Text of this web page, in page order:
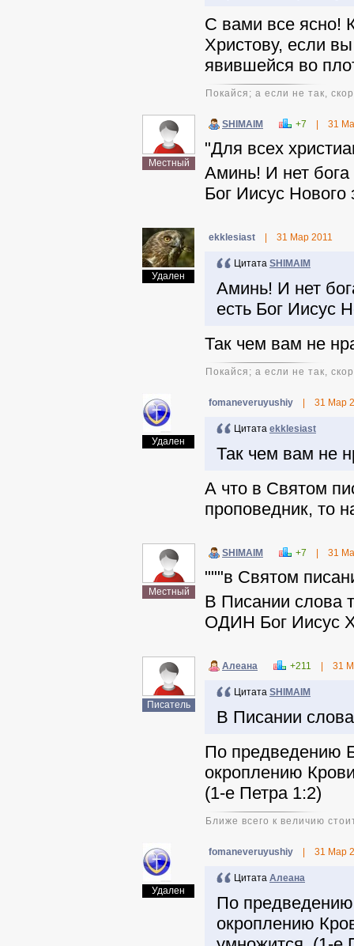
С вами все ясно!
Христову, если
явившейся во
Покайся; а если не так,
Местный
SHIMAIM +7 31
"Для всех
Аминь! И нет
Бог Иисус Нового
Удален
ekklesiast 31 Мар 2011
Цитата SHIMAIM
Аминь! И нет
есть Бог Иисус
Так чем вам не
Покайся; а если не так,
Удален
fomaneveruyushiy 31 Мар
Цитата ekklesiast
Так чем вам не
А что в Святом
проповедник, то
Местный
SHIMAIM +7 31
"""в Святом
В Писании слова
ОДИН Бог Иисус
Писатель
Aлeaнa +211 31
Цитата SHIMAIM
В Писании
По предведению
окроплению
(1-е Петра 1:2)
Ближе всего к величию
Удален
fomaneveruyushiy 31 Мар
Цитата Aлeaнa
По
окроплению